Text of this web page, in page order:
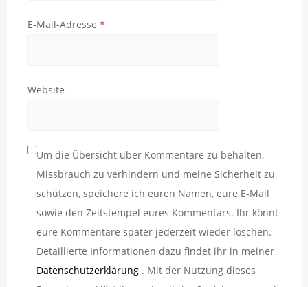
E-Mail-Adresse *
Website
Um die Übersicht über Kommentare zu behalten,
Missbrauch zu verhindern und meine Sicherheit zu
schützen, speichere ich euren Namen, eure E-Mail
sowie den Zeitstempel eures Kommentars. Ihr könnt
eure Kommentare später jederzeit wieder löschen.
Detaillierte Informationen dazu findet ihr in meiner
Datenschutzerklärung . Mit der Nutzung dieses